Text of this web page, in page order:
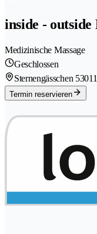
inside -
Medizinische Massage
Geschlossen
Sternengässchen 5
Termin reservieren